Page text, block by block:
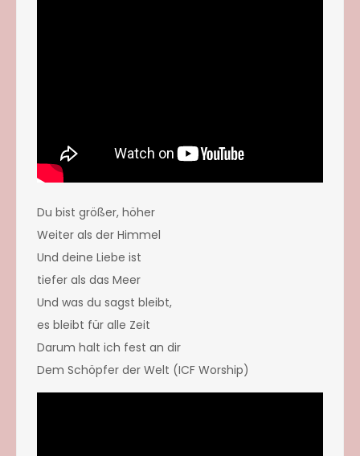
Du bist größer, höher
Weiter als der Himmel
Und deine Liebe ist
tiefer als das Meer
Und was du sagst bleibt,
es bleibt für alle Zeit
Darum halt ich fest an dir
Dem Schöpfer der Welt (ICF Worship)